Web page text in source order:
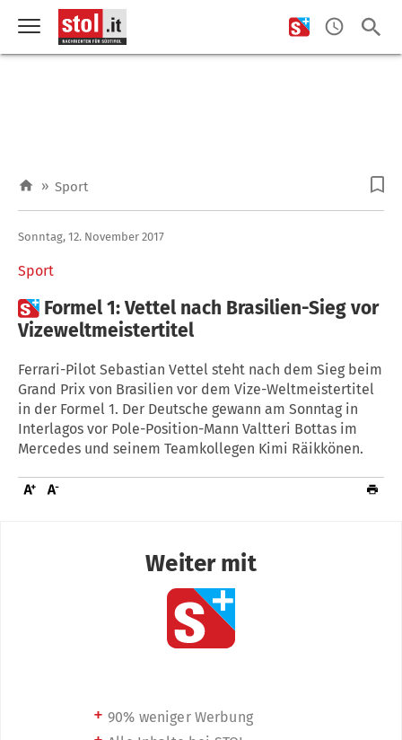
» Sport
Sport
Sonntag, 12. November 2017
 Formel 1: Vettel nach Brasilien-Sieg vor
Vizeweltmeistertitel
Ferrari-Pilot Sebastian Vettel steht nach dem Sieg beim
Grand Prix von Brasilien vor dem Vize-Weltmeistertitel
in der Formel 1. Der Deutsche gewann am Sonntag in
Interlagos vor Pole-Position-Mann Valtteri Bottas im
Mercedes und seinem Teamkollegen Kimi Räikkönen.